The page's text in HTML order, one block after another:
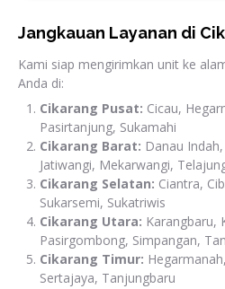
Jangkauan Layanan di
Kami siap mengirimkan unit ke
Anda di:
Cikarang Pusat: Cicau,
Pasirtanjung, Sukamahi
Cikarang Barat: Danau
Jatiwangi, Mekarwangi,
Cikarang Selatan: Ciantra,
Sukarsemi, Sukatriwis
Cikarang Utara: Karangbaru,
Pasirgombong, Simpangan,
Cikarang Timur:
Sertajaya, Tanjungbaru